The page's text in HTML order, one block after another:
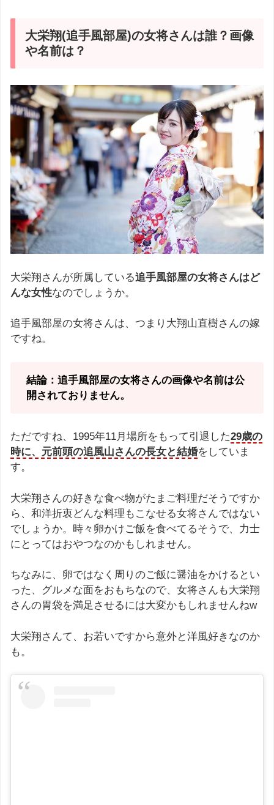
大栄翔(追手風部屋)の女将さんは誰？画像
や名前は？
大栄翔さんが所属している追手風部屋の女将さんはど
んな女性なのでしょうか。
追手風部屋の女将さんは、つまり大翔山直樹さんの嫁
ですね。
結論：追手風部屋の女将さんの画像や名前は公
開されておりません。
ただですね、1995年11月場所をもって引退した29歳の
時に、元前頭の追風山さんの長女と結婚をしていま
す。
大栄翔さんの好きな食べ物がたまご料理だそうですか
ら、和洋折衷どんな料理もこなせる女将さんではない
でしょうか。時々卵かけご飯を食べてるそうで、力士
にとってはおやつなのかもしれません。
ちなみに、卵ではなく周りのご飯に醤油をかけるとい
った、グルメな面をおもちなので、女将さんも大栄翔
さんの胃袋を満足させるには大変かもしれませんねw
大栄翔さんて、お若いですから意外と洋風好きなのか
も。